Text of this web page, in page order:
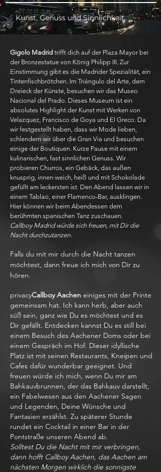
Kunst, Genuss und Sinnlichkeit.
Gigolo Madrid trifft dich auf der Plaza Mayor bei
der Bronzestatue von König Philipp III. Zur
Einstimmung gibt es die Madrider Spezialität, ein
Tintenfischbrötchen. Im Triángulo del Arte, dem
Dreieck der Künste, besuchen wir das Museo
Nacional del Prado. Dieses Museum ist ein
absolutes Highlight der Kunst mit Werken von
Velazquez, Francisco de Goya und El Greco. Da
wir festgestellt haben, dass wir Mode lieben,
schlendern wir über die Gran Via und besuchen
einige der Boutiquen. Kurze Pause mit einem
kulinarischen, fast sinnlichen Genuss. Wir
probieren Churros, ein Gebäck, das außen
knusprig, innen weich, heiß und mit Schokolade
gefüllt am leckersten ist. Den Abend lassen wir in
einem Tablao, einer Flamenco-Bar, ausklingen.
Hier können wir beim Abendessen dem
berühmten spanischen Tanz zuschauen.
Callboy Madrid würde sich freuen, mit Dir die
Nacht durchzutanzen.
Falls du mit mir durch die Nacht tanzen
möchtest, dann freue ich mich von Dir zu
hören.
privacyCallboy Aachen einiges mit der Printe
gemeinsam hat. Ich kann herb, aber auch
süß sein, ganz wie Du es möchtest und es
Dir gefällt. Entdecken kannst Du es still bei
einem Besuch des Aachener Doms oder bei
einem Gespräch im Hof. Dieser idyllische
Platz ist mit seinen Restaurants, Kneipen und
Cafes dafür wunderbar geeignet. Und
freuen würde ich mich, wenn Du mir am
Bahkauvbrunnen, der das Bahkauv darstellt,
ein Fabelwesen aus den Aachener Sagen
und Legenden, Deine Wünsche und
Fantasien erzählst. Zu späterer Stunde
rundet ein Cocktail in einer Bar in der
Pontstraße unseren Abend ab.
Solltest Du die Nacht mit mir verbringen,
dann hofft Callboy Aachen, das Aachen am
nächsten Morgen wirklich die sonnigste